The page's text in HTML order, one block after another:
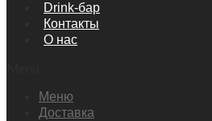
Drink-бар
Контакты
О нас
Меню
Доставка